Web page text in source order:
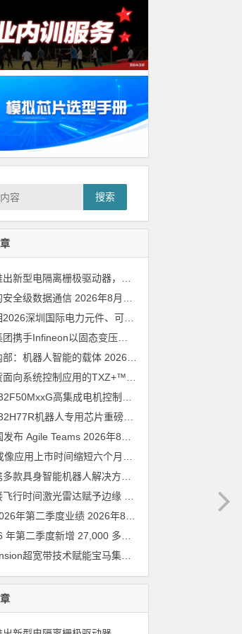
搜索
安全级数据通信 2026年8月8日
罗姆即将亮相2026深圳国际电力元件、可再生能源管理展览会暨研讨会
大联大诠鼎集团携手Infineon以固态变压器重构配电效率新标杆
：机器人智能的载体 2026年8月6日
兆易创新GD32H77R机器人专用芯片重磅亮相，精准赋能伺服驱动与关节控制
发布 Agile Teams 2026年8月6日
2026年8
年第二季度业绩 2026年8月6日
恩智浦Trimension超宽带技术赋能宝马集团Digital Key Plus及生命体存在检测功能